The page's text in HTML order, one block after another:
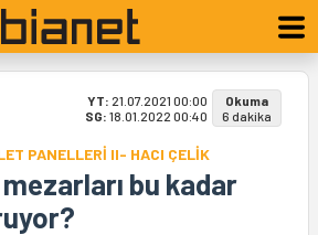
YT: 21.07.2021 00:00
SG: 18.01.2022 00:40
Okuma
6 dakika
PANELLERİ II- HACI ÇELİK
bu kadar